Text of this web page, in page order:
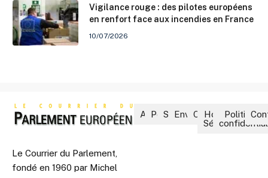
Vigilance rouge : des pilotes européens
en renfort face aux incendies en France
10/07/2026
Le Courrier du Parlement,
fondé en 1960 par Michel
Accueil
Politique
Société
Environnement
CultureHors-
Séries
Politique